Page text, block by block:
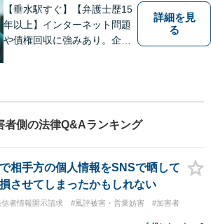
【垂水駅すぐ】【弁護士歴15
年以上】インターネット問題
や債権回収に強みあり。企業
しづらくてもご安心くださ
い。【分割払いOK】【休日・
夜間面談・ビデオ面談可】
詳細を見
る
者側の法律Q&Aランキング
相手方の個人情報をSNSで晒して
させてしまったかもしれない
信者情報開示請求 #風評被害・営業妨害
#加害者